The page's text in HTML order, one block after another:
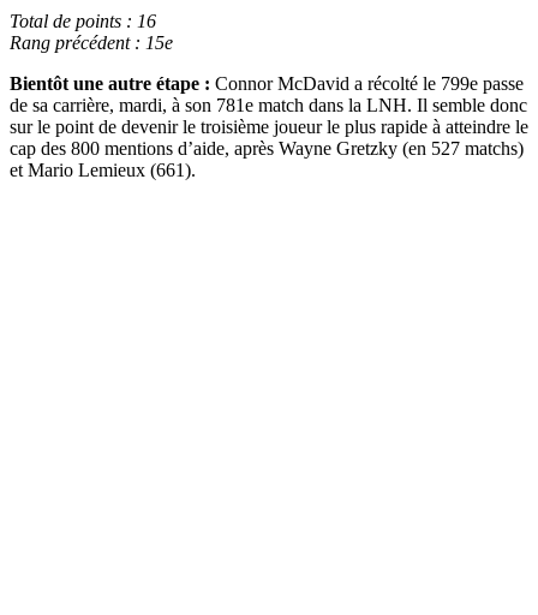
Total de points : 16
Rang précédent : 15e
Bientôt une autre étape : Connor McDavid a récolté le 799e passe
de sa carrière, mardi, à son 781e match dans la LNH. Il semble donc
sur le point de devenir le troisième joueur le plus rapide à atteindre le
cap des 800 mentions d’aide, après Wayne Gretzky (en 527 matchs)
et Mario Lemieux (661).